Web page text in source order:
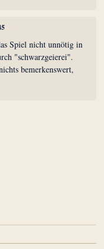
Spiel nicht unnötig in
"schwarzgeierei".
bemerkenswert,